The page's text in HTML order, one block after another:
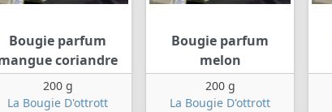
Bougie parfum
coriandre
200 g
La Bougie D'ottrott
Bougie parfum
melon
200 g
La Bougie D'ottrott